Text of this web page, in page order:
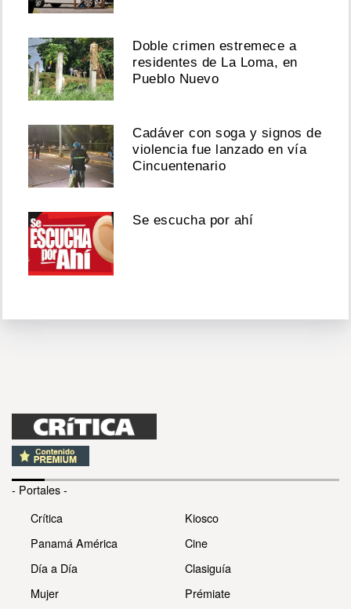
Doble crimen estremece a
residentes de La Loma, en
Pueblo Nuevo
Cadáver con soga y signos de
violencia fue lanzado en vía
Cincuentenario
Se escucha por ahí
- Portales -
Crítica
Panamá América
Día a Día
Mujer
Kiosco
Cine
Clasiguía
Prémiate